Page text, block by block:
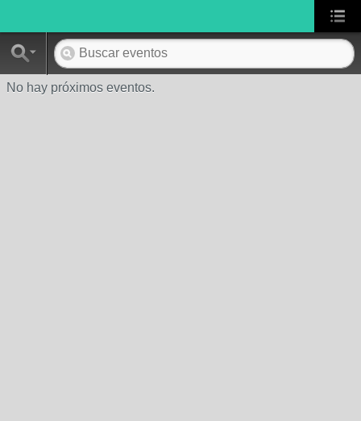
No hay próximos eventos.